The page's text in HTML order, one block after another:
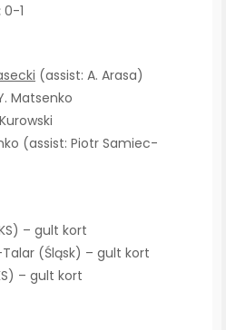
0-1
(assist: A. Arasa)
Matsenko
(assist: Piotr Samiec-
– gult kort
(Śląsk) – gult kort
– gult kort